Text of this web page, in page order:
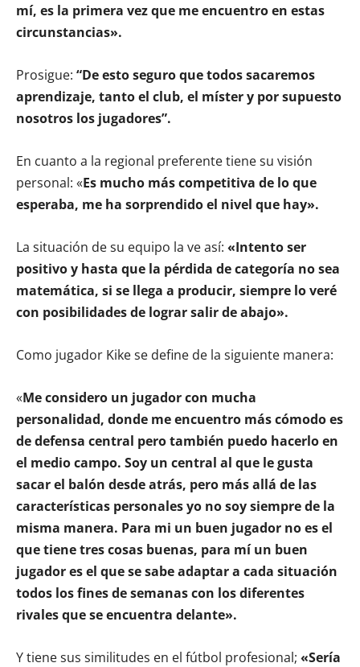
mí, es la primera vez que me encuentro en estas
circunstancias».
Prosigue: “De esto seguro que todos sacaremos
aprendizaje, tanto el club, el míster y por supuesto
nosotros los jugadores”.
En cuanto a la regional preferente tiene su visión
personal: «Es mucho más competitiva de lo que
esperaba, me ha sorprendido el nivel que hay».
La situación de su equipo la ve así: «Intento ser
positivo y hasta que la pérdida de categoría no sea
matemática, si se llega a producir, siempre lo veré
con posibilidades de lograr salir de abajo».
Como jugador Kike se define de la siguiente manera:
«Me considero un jugador con mucha
personalidad, donde me encuentro más cómodo es
de defensa central pero también puedo hacerlo en
el medio campo. Soy un central al que le gusta
sacar el balón desde atrás, pero más allá de las
características personales yo no soy siempre de la
misma manera. Para mi un buen jugador no es el
que tiene tres cosas buenas, para mí un buen
jugador es el que se sabe adaptar a cada situación
todos los fines de semanas con los diferentes
rivales que se encuentra delante».
Y tiene sus similitudes en el fútbol profesional; «Sería